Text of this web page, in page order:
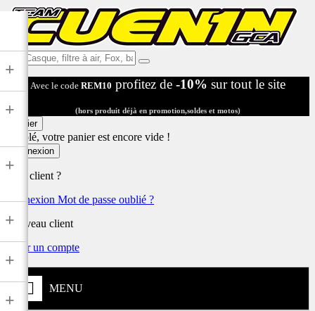
Ex:
Casque,
filtre
air,
Fox,
...
Avec le code REM10 profitez de -10% sur tout le site
(hors produit déjà en promotion,soldes et motos)
Panier
Désolé, votre panier est encore vide !
Connexion
Déjà client ?
Connexion Mot de passe oublié ?
Nouveau client
Créer un compte
MENU
+
+
+
+
+
+